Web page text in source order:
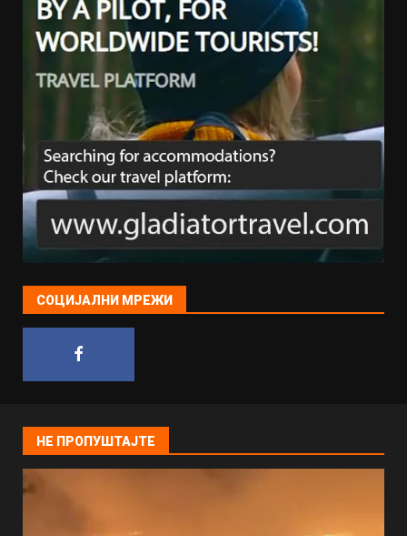
СОЦИЈАЛНИ МРЕЖИ
НЕ ПРОПУШТАЈТЕ